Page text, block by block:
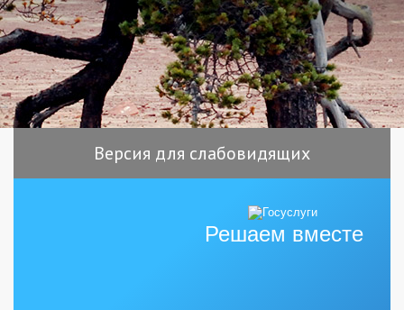
Версия для слабовидящих
Решаем вместе